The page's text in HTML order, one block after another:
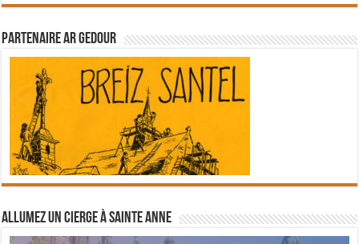
Partenaire Ar Gedour
Allumez un cierge à Sainte Anne